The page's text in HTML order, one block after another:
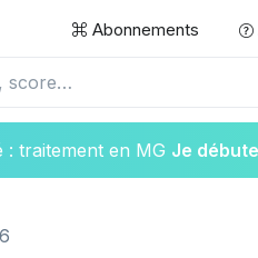
Abonnements
: traitement en MG Je